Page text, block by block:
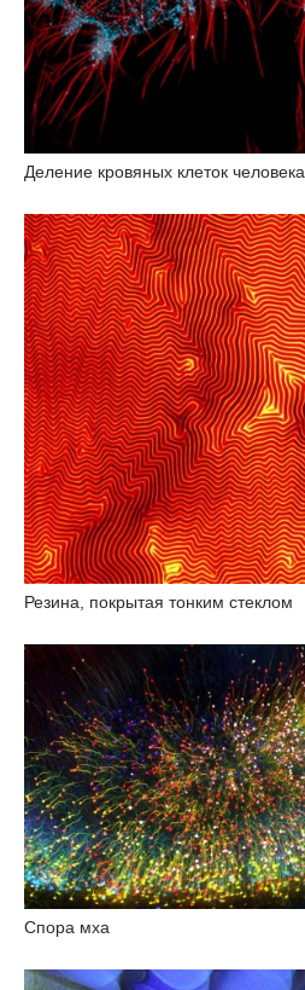
Деление кровяных клеток человека
Резина, покрытая тонким стеклом
Спора мха